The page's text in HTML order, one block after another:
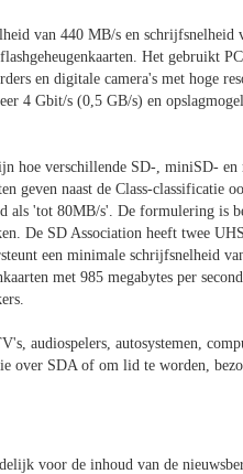
van 440 MB/s en
Het gebruikt
en digitale camera's met hoge
4 Gbit/s (0,5 GB/s) en
hoe verschillende SD-, miniSD-
geven naast de Class-classificatie
als 'tot 80MB/s'. De formulering is
De SD Association heeft twee
een minimale schrijfsnelheid
met 985 megabytes per
audiospelers, autosystemen,
SDA of om lid te worden,
voor de inhoud van de